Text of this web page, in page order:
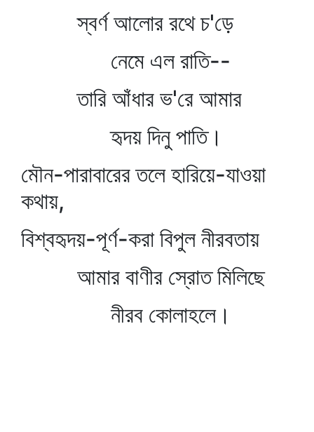
স্বর্ণ আলোর রথে চ'ড়ে
নেমে এল রাতি--
তারি আঁধার ভ'রে আমার
হৃদয় দিনু পাতি।
মৌন-পারাবারের তলে হারিয়ে-যাওয়া
কথায়,
বিশ্বহৃদয়-পূর্ণ-করা বিপুল নীরবতায়
আমার বাণীর স্রোত মিলিছে
নীরব কোলাহলে।